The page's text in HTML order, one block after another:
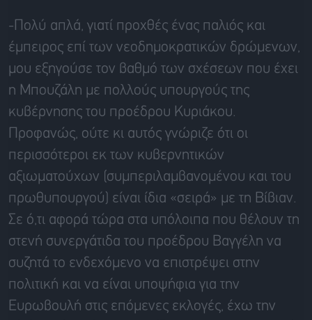
-Πολύ απλά, γιατί προχθές ένας παλιός και
έμπειρος επί των νεοδημοκρατικών δρώμενων,
μου εξηγούσε τον βαθμό των σχέσεων που έχει
η Μπουζάλη με πολλούς υπουργούς της
κυβέρνησης του προέδρου Κυριάκου.
Προφανώς, ούτε κι αυτός γνώριζε ότι οι
περισσότεροι εκ των κυβερνητικών
αξιωματούχων (συμπεριλαμβανομένου και του
πρωθυπουργού) είναι ίδια «σειρά» με τη Βίβιαν.
Σε ό,τι αφορά τώρα στα υπόλοιπα που θέλουν τη
στενή συνεργάτιδα του προέδρου Βαγγέλη να
συζητά το ενδεχόμενο να επιστρέψει στην
πολιτική και να είναι υποψήφια για την
Ευρωβουλή στις επόμενες εκλογές, έχω την